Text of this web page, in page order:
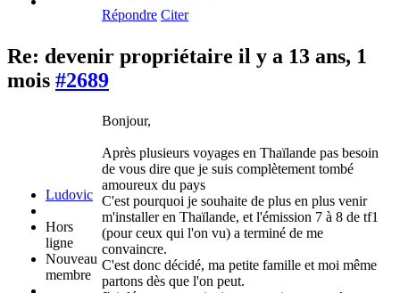
Répondre Citer
Re: devenir propriétaire il y a 13 ans, 1
mois #2689
Ludovic
Hors
ligne
Nouveau
membre
Bonjour,
Après plusieurs voyages en Thaïlande pas besoin
de vous dire que je suis complètement tombé
amoureux du pays
C'est pourquoi je souhaite de plus en plus venir
m'installer en Thaïlande, et l'émission 7 à 8 de tf1
(pour ceux qui l'on vu) a terminé de me
convaincre.
C'est donc décidé, ma petite famille et moi même
partons dès que l'on peut.